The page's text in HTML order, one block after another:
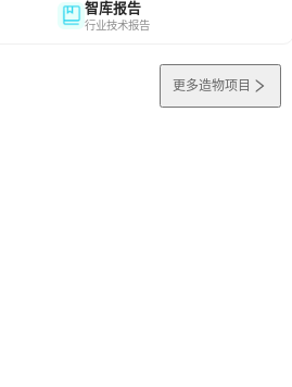
智库报告
行业技术报告
更多造物项目